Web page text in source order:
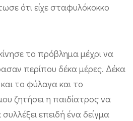
ότι είχε σταφυλόκοκκο
το πρόβλημα μέχρι να
περίπου δέκα μέρες. Δέκα
το φύλαγα και το
ζητήσει η παιδίατρος να
επειδή ένα δείγμα